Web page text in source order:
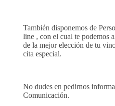
También disponemos de
line , con el cual te podemos
de la mejor elección de tu
cita especial.
No dudes en pedirnos
Comunicación.